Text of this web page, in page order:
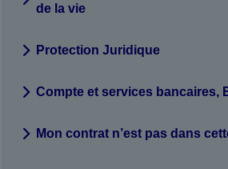
de la vie
Protection Juridique
Compte et services bancaires,
Mon contrat n’est pas dans